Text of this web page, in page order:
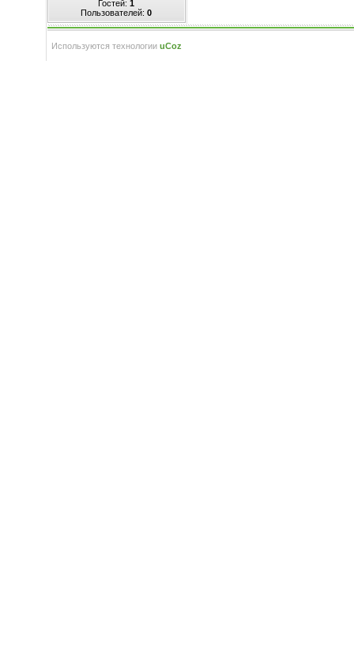
Гостей: 1
Пользователей: 0
Используются технологии uCoz